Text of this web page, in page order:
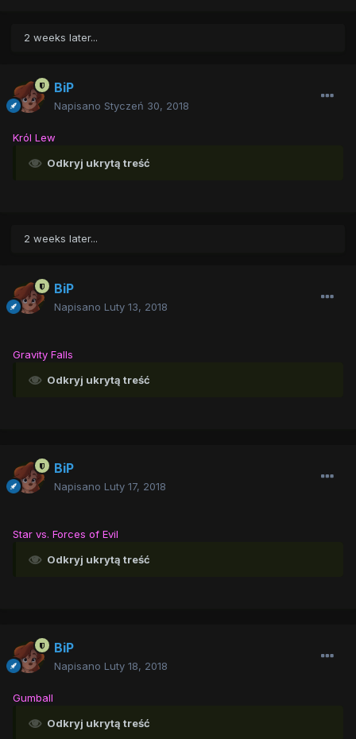
2 weeks later...
BiP
Napisano Styczeń 30, 2018
Król Lew
Odkryj ukrytą treść
2 weeks later...
BiP
Napisano Luty 13, 2018
Gravity Falls
Odkryj ukrytą treść
BiP
Napisano Luty 17, 2018
Star vs. Forces of Evil
Odkryj ukrytą treść
BiP
Napisano Luty 18, 2018
Gumball
Odkryj ukrytą treść